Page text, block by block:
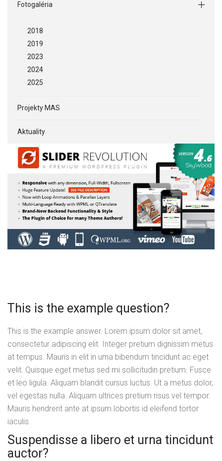
Fotogaléria
2018
2019
2023
2024
2025
Projekty MAS
Aktuality
This is the example question?
This is the example answer. Lorem ipsum dolor sit amet,
consectetur adipiscing elit. Integer pretium dignissim metus
at tempus. Mauris in elit in urna bibendum tincidunt ac eget
velit. Quisque eget metus sed mi sollicitudin pretium. Fusce
et leo ligula. Aliquam blandit cursus luctus. Ut a metus dolor,
vel egestas nulla. Aliquam ultrices pretium risus vel tempor.
Mauris hendrerit ante at ipsum lobortis id eleifend tortor
iaculis.
Suspendisse a libero et urna tincidunt
auctor?